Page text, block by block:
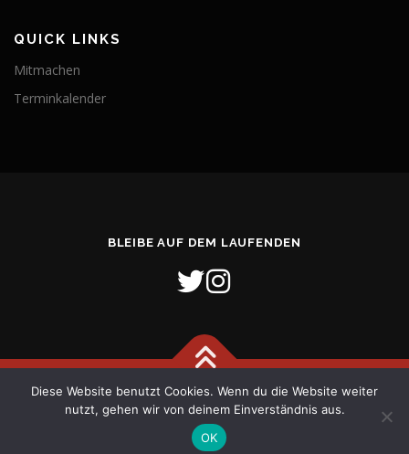
QUICK LINKS
Mitmachen
Terminkalender
BLEIBE AUF DEM LAUFENDEN
Copyright © 2026 Freiwillige Feuerwehr Stadt Verden (Aller)
OnePress
Theme von FameThemes
Diese Website benutzt Cookies. Wenn du die Website weiter
nutzt, gehen wir von deinem Einverständnis aus.
OK